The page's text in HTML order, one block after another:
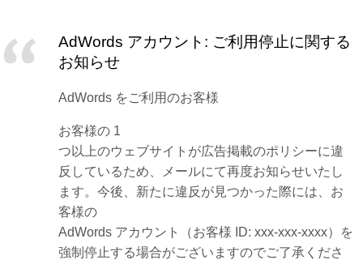
AdWords アカウント: ご利用停止に関する
お知らせ
AdWords をご利用のお客様
お客様の 1
つ以上のウェブサイトが広告掲載のポリシーに違
反しているため、メールにて再度お知らせいたし
ます。今後、新たに違反が見つかった際には、お
客様の
AdWords アカウント（お客様 ID: xxx-xxx-xxxx）を
強制停止する場合がございますのでご了承くださ